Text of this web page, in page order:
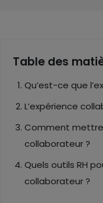
Table des
Qu’est-ce que
L’expérience
Comment mettre
collaborateur ?
Quels outils RH
collaborateur ?